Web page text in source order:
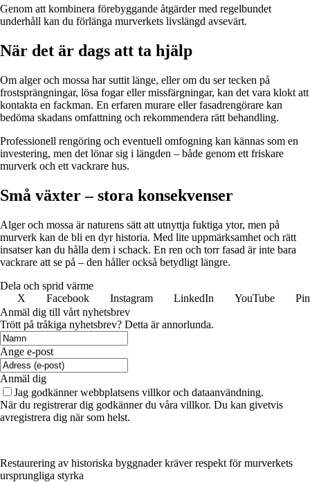
Genom att kombinera förebyggande åtgärder med regelbundet
underhåll kan du förlänga murverkets livslängd avsevärt.
När det är dags att ta hjälp
Om alger och mossa har suttit länge, eller om du ser tecken på
frostsprängningar, lösa fogar eller missfärgningar, kan det vara klokt att
kontakta en fackman. En erfaren murare eller fasadrengörare kan
bedöma skadans omfattning och rekommendera rätt behandling.
Professionell rengöring och eventuell omfogning kan kännas som en
investering, men det lönar sig i längden – både genom ett friskare
murverk och ett vackrare hus.
Små växter – stora konsekvenser
Alger och mossa är naturens sätt att utnyttja fuktiga ytor, men på
murverk kan de bli en dyr historia. Med lite uppmärksamhet och rätt
insatser kan du hålla dem i schack. En ren och torr fasad är inte bara
vackrare att se på – den håller också betydligt längre.
Dela och sprid värme
X
Facebook Instagram LinkedIn YouTube
Anmäl dig till vårt nyhetsbrev
Trött på tråkiga nyhetsbrev? Detta är annorlunda.
Ange e-post
Anmäl dig
Jag godkänner webbplatsens villkor och dataanvändning.
När du registrerar dig godkänner du våra villkor. Du kan givetvis
avregistrera dig när som helst.
Restaurering av historiska byggnader kräver respekt för murverkets
ursprungliga styrka